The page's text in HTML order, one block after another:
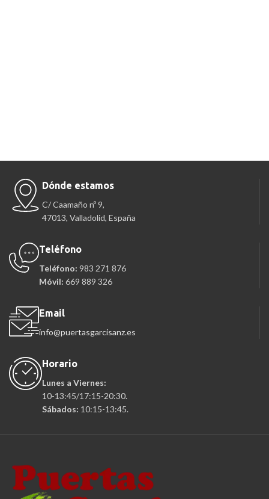
Dónde estamos
C/ Caamaño nº 9,
47013, Valladolid, España
Teléfono
Teléfono: 983 271 876
Móvil: 669 889 326
Email
info@puertasgarcisanz.es
Horario
Lunes a Viernes:
10-13:45/17:15-20:30.
Sábados: 10:15-13:45.